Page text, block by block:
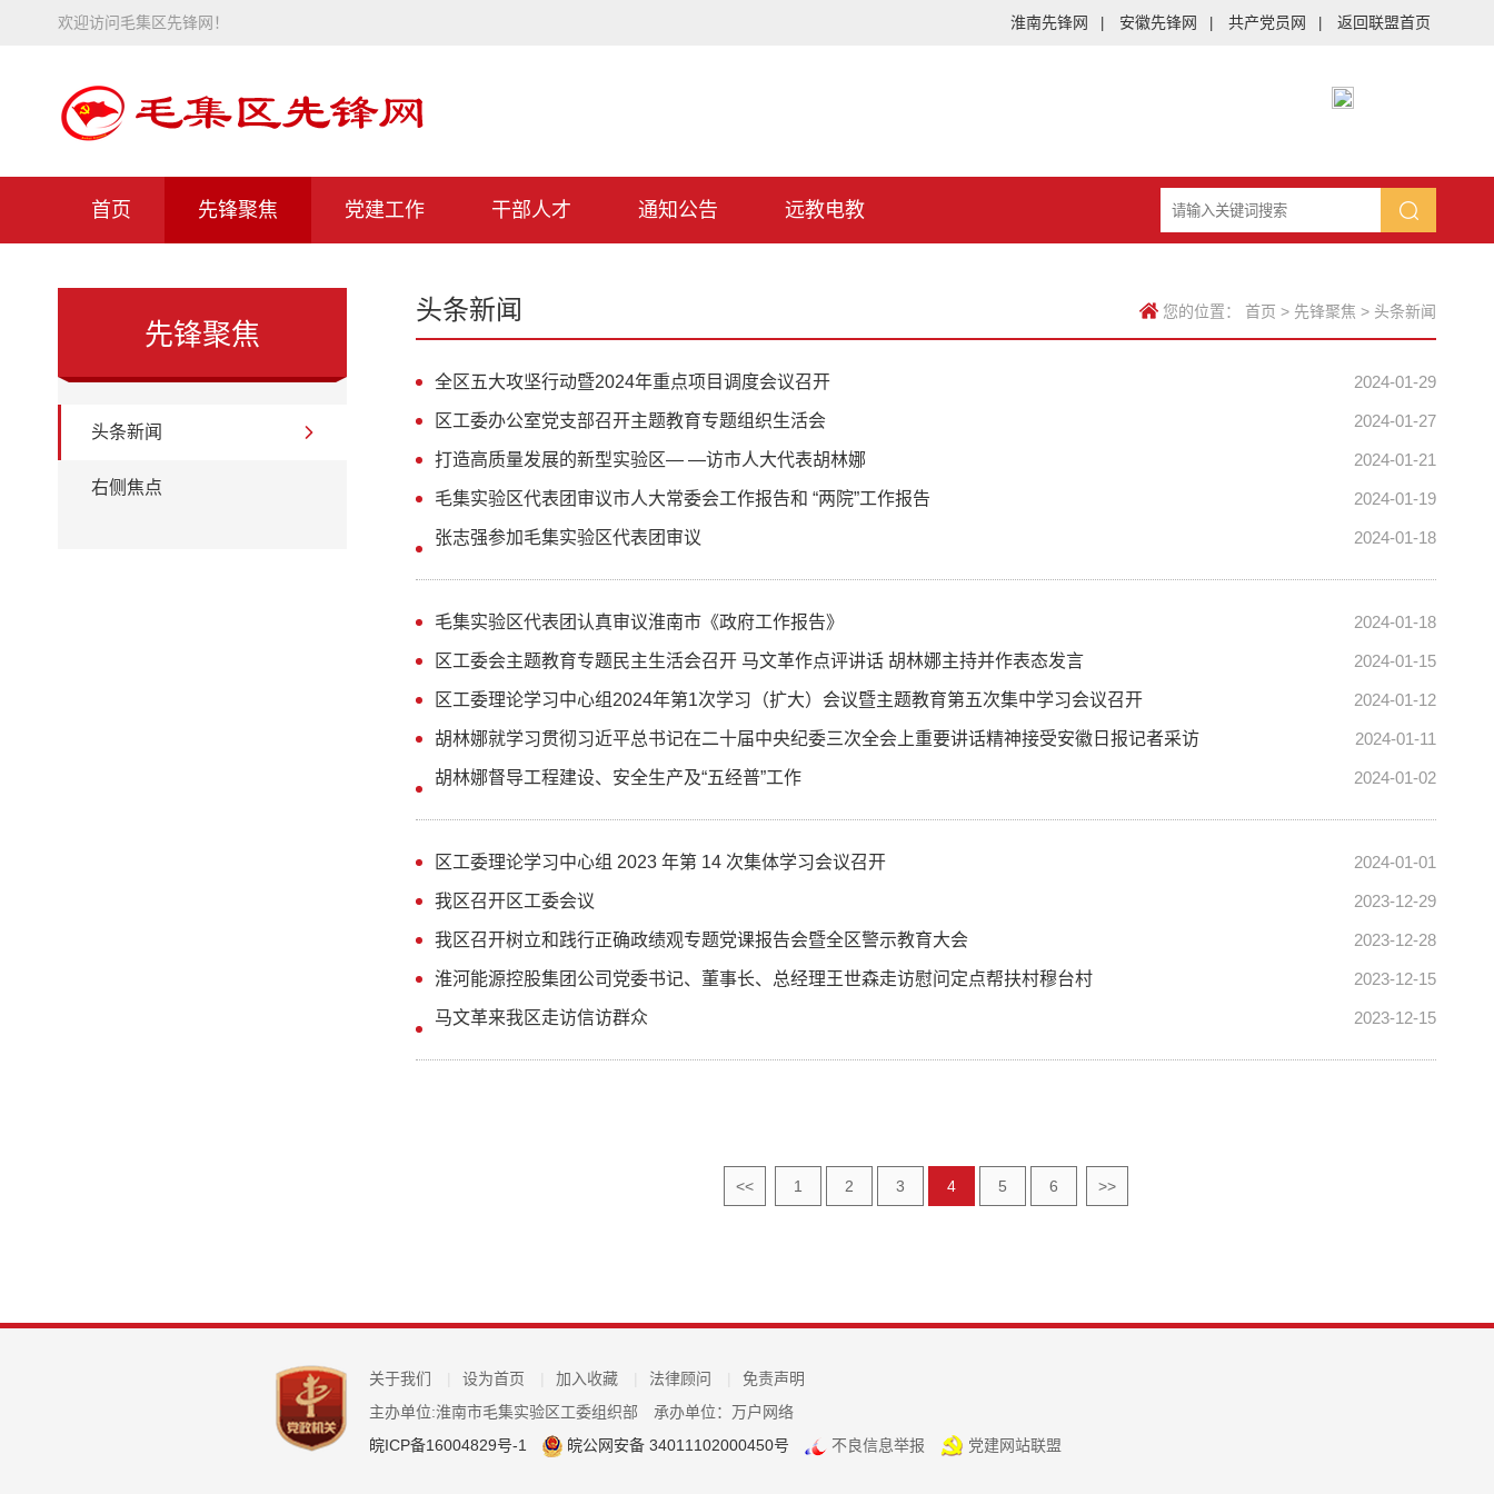
欢迎访问毛集区先锋网！ 淮南先锋网 安徽先锋网 共产党员网 返回联盟首页
首页 先锋聚焦 党建工作 干部人才 通知公告 远教电教
先锋聚焦
头条新闻
右侧焦点
头条新闻 您的位置： 首页 > 先锋聚焦 > 头条新闻
全区五大攻坚行动暨2024年重点项目调度会议召开 2024-01-29
区工委办公室党支部召开主题教育专题组织生活会 2024-01-27
打造高质量发展的新型实验区— —访市人大代表胡林娜 2024-01-21
毛集实验区代表团审议市人大常委会工作报告和 “两院”工作报告 2024-01-19
张志强参加毛集实验区代表团审议 2024-01-18
毛集实验区代表团认真审议淮南市《政府工作报告》 2024-01-18
区工委会主题教育专题民主生活会召开 马文革作点评讲话 胡林娜主持并作表态发言 2024-01-15
区工委理论学习中心组2024年第1次学习（扩大）会议暨主题教育第五次集中学习会议召开 2024-01-12
胡林娜就学习贯彻习近平总书记在二十届中央纪委三次全会上重要讲话精神接受安徽日报记者采访 2024-01-11
胡林娜督导工程建设、安全生产及“五经普”工作 2024-01-02
区工委理论学习中心组 2023 年第 14 次集体学习会议召开 2024-01-01
我区召开区工委会议 2023-12-29
我区召开树立和践行正确政绩观专题党课报告会暨全区警示教育大会 2023-12-28
淮河能源控股集团公司党委书记、董事长、总经理王世森走访慰问定点帮扶村穆台村 2023-12-15
马文革来我区走访信访群众 2023-12-15
<< 1 2 3 4 5 6 >>
关于我们 设为首页 加入收藏 法律顾问
免责声明
主办单位:淮南市毛集实验区工委组织部
承办单位：万户网络
皖ICP备16004829号-1
皖公网安备 34011102000450号 不良信息举报 党建网站联盟